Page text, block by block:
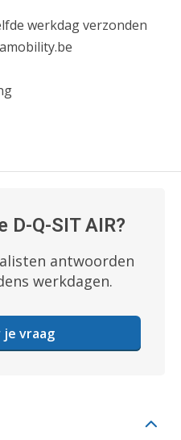
werkdag verzonden
D-Q-SIT AIR?
antwoorden
werkdagen.
je vraag